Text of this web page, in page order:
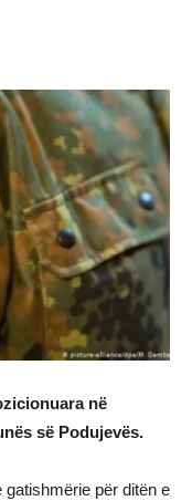
në
së Podujevës.
gatishmërie për ditën e